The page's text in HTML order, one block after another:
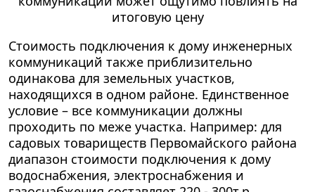
Стоимость подключения к дому инженерных
коммуникаций также приблизительно
одинакова для земельных участков,
находящихся в одном районе. Единственное
условие – все коммуникации должны
проходить по меже участка. Например: для
садовых товариществ Первомайского района
диапазон стоимости подключения к дому
водоснабжения, электроснабжения и